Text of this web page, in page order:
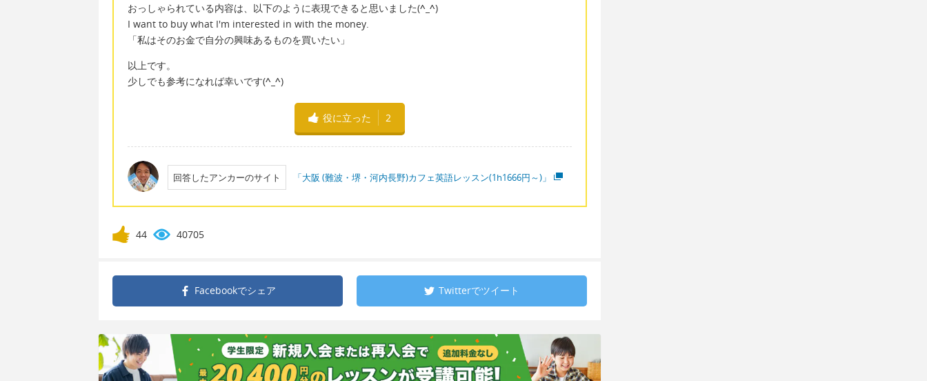
おっしゃられている内容は、以下のように表現できると思いました(^_^)
I want to buy what I'm interested in with the money.
「私はそのお金で自分の興味あるものを買いたい」
以上です。
少しでも参考になれば幸いです(^_^)
役に立った 2
回答したアンカーのサイト 「大阪 (難波・堺・河内長野)カフェ英語レッスン(1h1666円～)」
44 40705
Facebookでシェア Twitterでツイート